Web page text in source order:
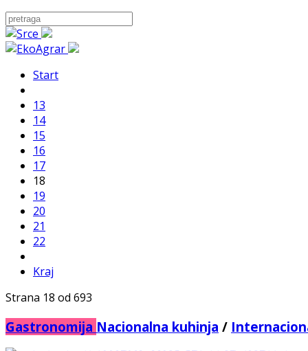
Start
13
14
15
16
17
18
19
20
21
22
Kraj
Strana 18 od 693
Gastronomija Nacionalna kuhinja /